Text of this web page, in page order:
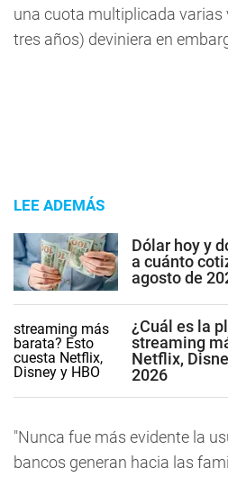
una cuota multiplicada varias
tres años) deviniera en
LEE ADEMÁS
Dólar hoy y
a cuánto
agosto de
¿Cuál es la
streaming
Netflix,
2026
"Nunca fue más evidente la
bancos generan hacia las